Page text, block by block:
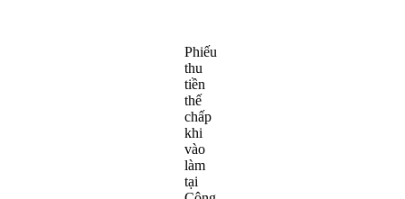
Phiếu
thu
tiền
thế
chấp
khi
vào
làm
tại